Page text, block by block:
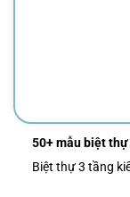
50+ mẫu biệt
Biệt thự 3 tầng